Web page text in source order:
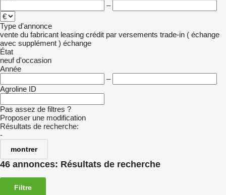
–
Type d'annonce
vente du fabricant leasing crédit par versements trade-in ( échange
avec supplément ) échange
État
neuf d'occasion
Année
–
Agroline ID
Pas assez de filtres ?
Proposer une modification
Résultats de recherche:
-
montrer
46 annonces: Résultats de recherche
Filtre